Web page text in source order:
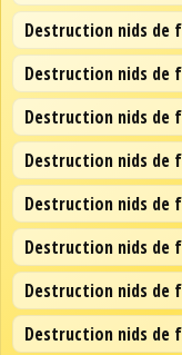
Destruction nids de
Destruction nids de
Destruction nids de
Destruction nids de
Destruction nids de
Destruction nids de
Destruction nids de
Destruction nids de